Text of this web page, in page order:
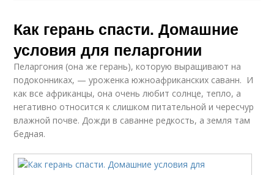
Как герань спасти. Домашние
условия для пеларгонии
Пеларгония (она же герань), которую выращивают на
подоконниках, — уроженка южноафриканских саванн. И
как все африканцы, она очень любит солнце, тепло, а
негативно относится к слишком питательной и чересчур
влажной почве. Дожди в саванне редкость, а земля там
бедная.